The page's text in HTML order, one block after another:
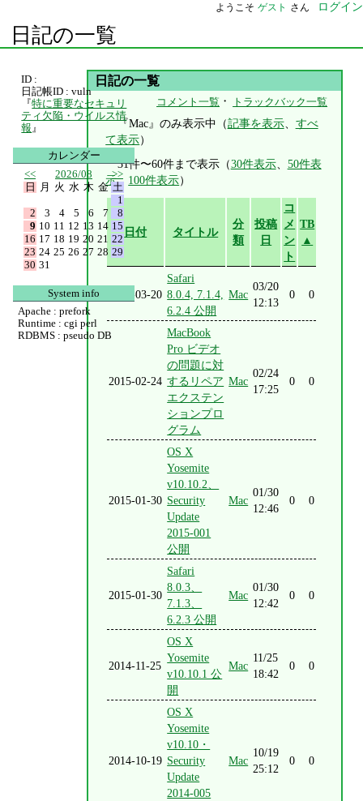
ようこそ ゲスト さん ログイン
日記の一覧
日記の一覧
コメント一覧 ・ トラックバック一覧
『Mac』のみ表示中（記事を表示、 すべ
て表示）
31件〜60件まで表示（30件表示、 50件表
示、 100件表示）
日付 タイトル
分
類
投稿
日
コ
メ
ン
ト
TB
▲
2015-03-20
Safari
8.0.4, 7.1.4,
6.2.4 公開
Mac
03/20
12:13
0 0
2015-02-24
MacBook
Pro ビデオ
の問題に対
するリペア
エクステン
ションプロ
グラム
Mac
02/24
17:25
0 0
2015-01-30
OS X
Yosemite
v10.10.2、
Security
Update
2015-001
公開
Mac
01/30
12:46
0 0
2015-01-30
Safari
8.0.3、
7.1.3、
6.2.3 公開
Mac
01/30
12:42
0 0
2014-11-25
OS X
Yosemite
v10.10.1 公
開
Mac
11/25
18:42
0 0
2014-10-19
OS X
Yosemite
v10.10・
Security
Update
2014-005
Mac
10/19
25:12
0 0
ID :
日記帳ID : vuln
『特に重要なセキュリ
ティ欠陥・ウイルス情
報 』
カレンダー
<<
2026/08
>>
日
月 火 水 木 金 土
1
2
3 4 5 6 7
8
9 10 11 12 13 14 15
16 17 18 19 20 21 22
23 24 25 26 27 28 29
30 31
System info
Apache : prefork
Runtime : cgi perl
RDBMS : pseudo DB